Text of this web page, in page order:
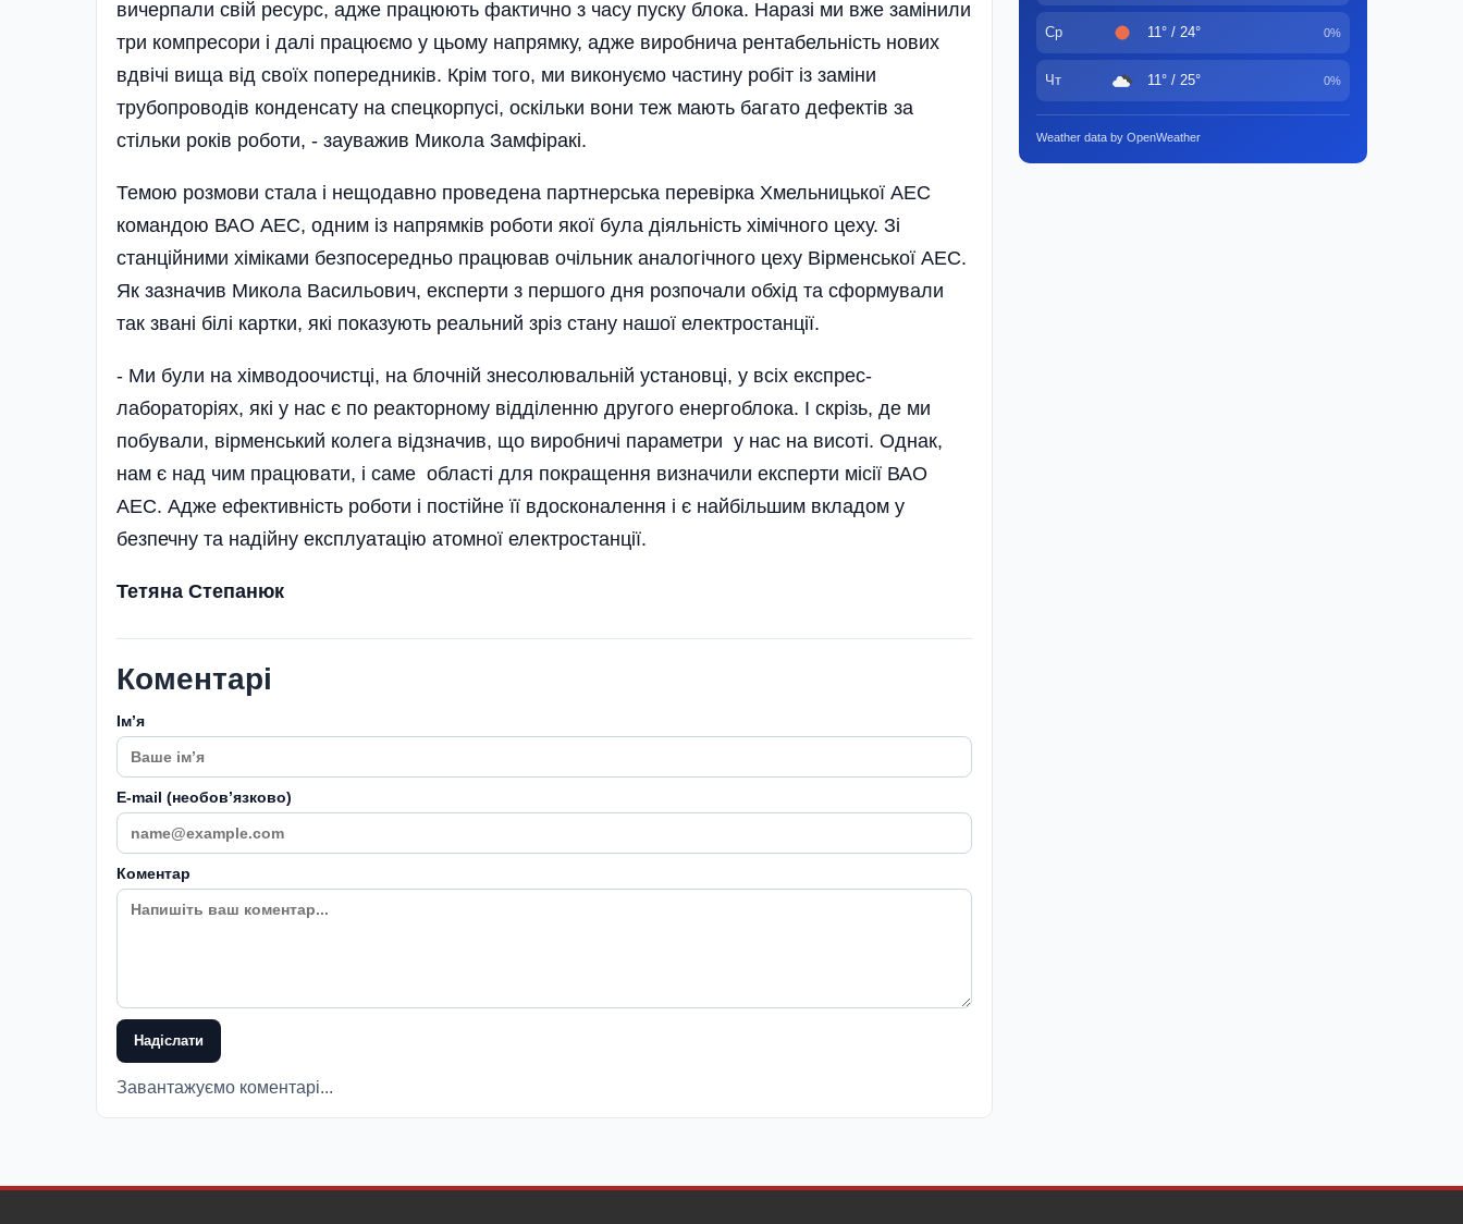
вичерпали свій ресурс, адже працюють фактично з часу пуску блока. Наразі ми вже замінили
три компресори і далі працюємо у цьому напрямку, адже виробнича рентабельність нових
вдвічі вища від своїх попередників. Крім того, ми виконуємо частину робіт із заміни
трубопроводів конденсату на спецкорпусі, оскільки вони теж мають багато дефектів за
стільки років роботи, - зауважив Микола Замфіракі.
Темою розмови стала і нещодавно проведена партнерська перевірка Хмельницької АЕС
командою ВАО АЕС, одним із напрямків роботи якої була діяльність хімічного цеху. Зі
станційними хіміками безпосередньо працював очі­льник аналогічного цеху Вірменської АЕС.
Як зазначив Микола Васильович, експерти з першого дня розпочали обхід та сформували
так звані білі картки, які показують реальний зріз стану нашої електростанції.
- Ми були на хімводоочистці, на блочній знесолювальній установці, у всіх експрес-
лабораторіях, які у нас є по реакторному відділенню другого енергоблока. І скрізь, де ми
побували, вірменський колега відзначив, що виробничі параметри у нас на висоті. Однак,
нам є над чим працювати, і саме області для покращення визначили експерти місії ВАО
АЕС. Адже ефективність роботи і постійне її вдосконалення і є найбільшим вкладом у
безпечну та надійну експлуатацію атомної електростанції.
Тетяна Степанюк
Коментарі
Імʼя
E-mail (необовʼязково)
Коментар
Надіслати
Завантажуємо коментарі...
Ср 11° / 24° 0%
Чт 11° / 25° 0%
Weather data by OpenWeather